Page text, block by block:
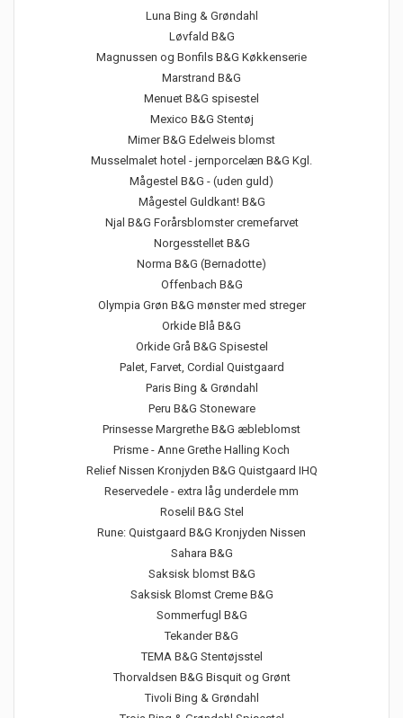
Luna Bing & Grøndahl
Løvfald B&G
Magnussen og Bonfils B&G Køkkenserie
Marstrand B&G
Menuet B&G spisestel
Mexico B&G Stentøj
Mimer B&G Edelweis blomst
Musselmalet hotel - jernporcelæn B&G Kgl.
Mågestel B&G - (uden guld)
Mågestel Guldkant! B&G
Njal B&G Forårsblomster cremefarvet
Norgesstellet B&G
Norma B&G (Bernadotte)
Offenbach B&G
Olympia Grøn B&G mønster med streger
Orkide Blå B&G
Orkide Grå B&G Spisestel
Palet, Farvet, Cordial Quistgaard
Paris Bing & Grøndahl
Peru B&G Stoneware
Prinsesse Margrethe B&G æbleblomst
Prisme - Anne Grethe Halling Koch
Relief Nissen Kronjyden B&G Quistgaard IHQ
Reservedele - extra låg underdele mm
Roselil B&G Stel
Rune: Quistgaard B&G Kronjyden Nissen
Sahara B&G
Saksisk blomst B&G
Saksisk Blomst Creme B&G
Sommerfugl B&G
Tekander B&G
TEMA B&G Stentøjsstel
Thorvaldsen B&G Bisquit og Grønt
Tivoli Bing & Grøndahl